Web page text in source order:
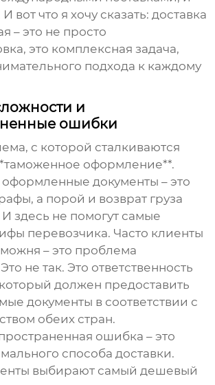
вот что я хочу сказать:доставка
– это не просто
это комплексная задача,
подхода к каждому
и
ошибки
с которой сталкиваются
оформление**.
документы – это
а порой и возврат груза
здесь не помогут самые
перевозчика. Часто клиенты
– это проблема
не так. Это ответственность
должен предоставить
документы в соответствии с
обеих стран.
ошибка – это
способа доставки.
выбирают самый дешевый